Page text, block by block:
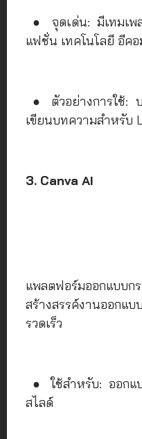
● จุดเด่น: มีเทมเพ
แฟชั่น เทคโนโลยี อีคอ
● ตัวอย่างการใช้:
เขียนบทความสำหรับ
3. Canva AI
แพลตฟอร์มออกแบ
สร้างสรรค์งานออกแ
รวดเร็ว
● ใช้สำหรับ: ออกแ
สไลด์